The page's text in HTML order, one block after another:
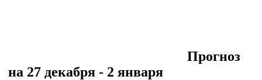
Прогноз
на 27 декабря - 2 января